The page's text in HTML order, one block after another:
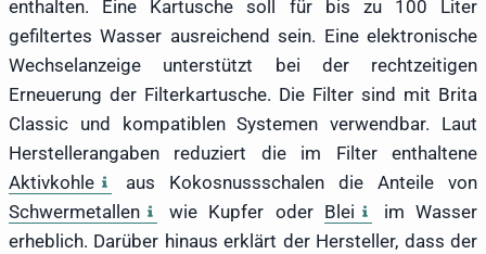
enthalten. Eine Kartusche soll für bis zu 100 Liter
gefiltertes Wasser ausreichend sein. Eine elektronische
Wechselanzeige unterstützt bei der rechtzeitigen
Erneuerung der Filterkartusche. Die Filter sind mit Brita
Classic und kompatiblen Systemen verwendbar. Laut
Herstellerangaben reduziert die im Filter enthaltene
Aktivkohle
aus Kokosnussschalen die Anteile von
Schwermetallen
wie Kupfer oder Blei
im Wasser
erheblich. Darüber hinaus erklärt der Hersteller, dass der